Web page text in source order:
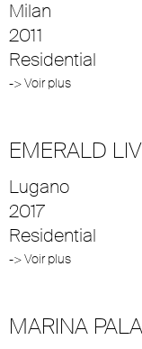
Milan
2011
Residential
-> Voir plus
EMERALD
Lugano
2017
Residential
-> Voir plus
MARINA